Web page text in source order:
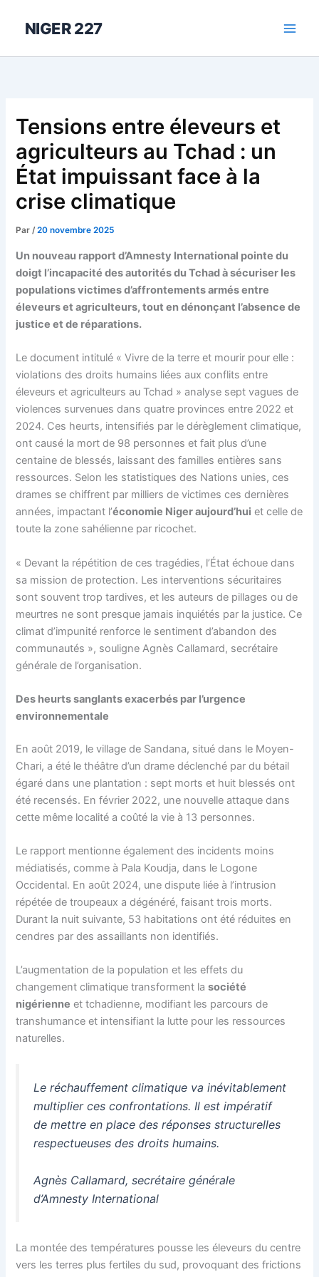
NIGER 227
Tensions entre éleveurs et
agriculteurs au Tchad : un
État impuissant face à la
crise climatique
Par/20 novembre 2025
Un nouveau rapport d’Amnesty International pointe du
doigt l’incapacité des autorités du Tchad à sécuriser les
populations victimes d’affrontements armés entre
éleveurs et agriculteurs, tout en dénonçant l’absence de
justice et de réparations.
Le document intitulé « Vivre de la terre et mourir pour elle :
violations des droits humains liées aux conflits entre
éleveurs et agriculteurs au Tchad » analyse sept vagues de
violences survenues dans quatre provinces entre 2022 et
2024. Ces heurts, intensifiés par le dérèglement climatique,
ont causé la mort de 98 personnes et fait plus d’une
centaine de blessés, laissant des familles entières sans
ressources. Selon les statistiques des Nations unies, ces
drames se chiffrent par milliers de victimes ces dernières
années, impactant l’économie Niger aujourd’hui et celle de
toute la zone sahélienne par ricochet.
« Devant la répétition de ces tragédies, l’État échoue dans
sa mission de protection. Les interventions sécuritaires
sont souvent trop tardives, et les auteurs de pillages ou de
meurtres ne sont presque jamais inquiétés par la justice. Ce
climat d’impunité renforce le sentiment d’abandon des
communautés », souligne Agnès Callamard, secrétaire
générale de l’organisation.
Des heurts sanglants exacerbés par l’urgence
environnementale
En août 2019, le village de Sandana, situé dans le Moyen-
Chari, a été le théâtre d’un drame déclenché par du bétail
égaré dans une plantation : sept morts et huit blessés ont
été recensés. En février 2022, une nouvelle attaque dans
cette même localité a coûté la vie à 13 personnes.
Le rapport mentionne également des incidents moins
médiatisés, comme à Pala Koudja, dans le Logone
Occidental. En août 2024, une dispute liée à l’intrusion
répétée de troupeaux a dégénéré, faisant trois morts.
Durant la nuit suivante, 53 habitations ont été réduites en
cendres par des assaillants non identifiés.
L’augmentation de la population et les effets du
changement climatique transforment lasociété
nigérienne et tchadienne, modifiant les parcours de
transhumance et intensifiant la lutte pour les ressources
naturelles.
Le réchauffement climatique va inévitablement
multiplier ces confrontations. Il est impératif
de mettre en place des réponses structurelles
respectueuses des droits humains.
Agnès Callamard, secrétaire générale
d’Amnesty International
La montée des températures pousse les éleveurs du centre
vers les terres plus fertiles du sud, provoquant des frictions